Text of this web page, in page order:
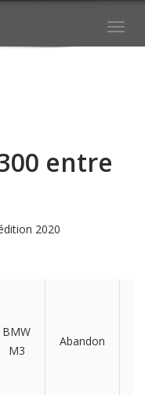
entre
2020
BMW
M3
Abandon